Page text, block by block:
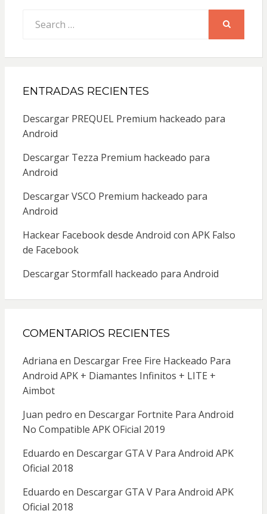
for:
ENTRADAS RECIENTES
Descargar PREQUEL Premium hackeado para
Android
Descargar Tezza Premium hackeado para
Android
Descargar VSCO Premium hackeado para
Android
Hackear Facebook desde Android con APK Falso
de Facebook
Descargar Stormfall hackeado para Android
COMENTARIOS RECIENTES
Adriana en Descargar Free Fire Hackeado Para
Android APK + Diamantes Infinitos + LITE +
Aimbot
Juan pedro en Descargar Fortnite Para Android
No Compatible APK OFicial 2019
Eduardo en Descargar GTA V Para Android APK
Oficial 2018
Eduardo en Descargar GTA V Para Android APK
Oficial 2018